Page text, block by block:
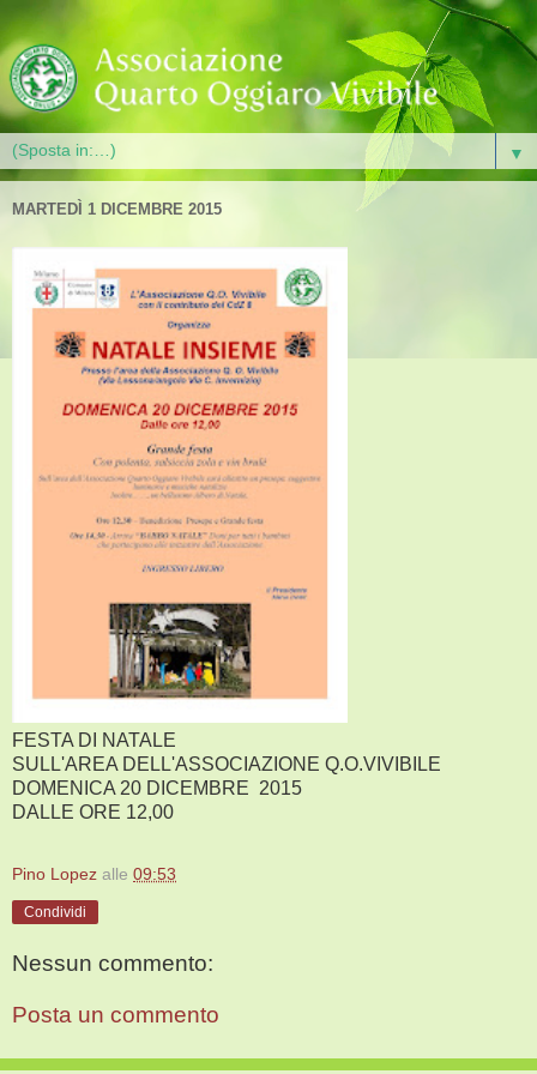
▼
MARTEDÌ 1 DICEMBRE 2015
FESTA DI NATALE
SULL'AREA DELL'ASSOCIAZIONE Q.O.VIVIBILE
DOMENICA 20 DICEMBRE 2015
DALLE ORE 12,00
Pino Lopez alle 09:53
Condividi
Nessun commento:
Posta un commento